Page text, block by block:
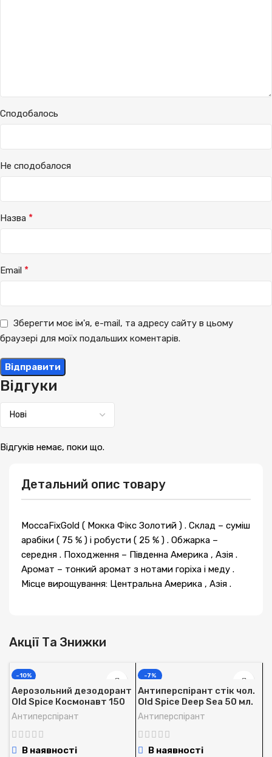
Детальний опис товару
MoccaFixGold ( Мокка Фікс Золотий ) . Склад – суміш
арабіки ( 75 % ) і робусти ( 25 % ) . Обжарка –
середня . Походження – Південна Америка , Азія .
Аромат – тонкий аромат з нотами горіха і меду .
Місце вирощування: Центральна Америка , Азія .
Відгуки
Відгуків немає, поки що.
Сподобалось
Не сподобалося
Назва *
Email *
Зберегти моє ім'я, e-mail, та адресу сайту в цьому
браузері для моїх подальших коментарів.
Акції Та Знижки
-10%
Аерозольний дезодорант
Old Spice Космонавт 150
мл.
Антиперспірант
В наявності
-7%
Антиперспірант стік чол.
Old Spice Deep Sea 50 мл.
Антиперспірант
В наявності